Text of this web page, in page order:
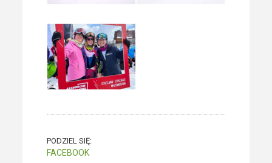
PODZIEL SIĘ:
FACEBOOK